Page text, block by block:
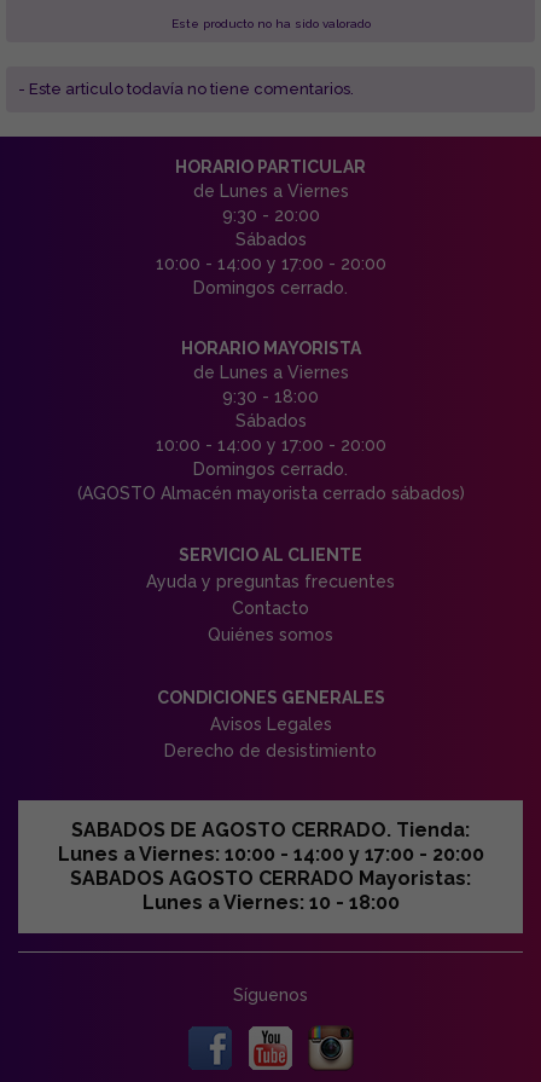
Este producto no ha sido valorado
- Este articulo todavía no tiene comentarios.
HORARIO PARTICULAR
de Lunes a Viernes
9:30 - 20:00
Sábados
10:00 - 14:00 y 17:00 - 20:00
Domingos cerrado.
HORARIO MAYORISTA
de Lunes a Viernes
9:30 - 18:00
Sábados
10:00 - 14:00 y 17:00 - 20:00
Domingos cerrado.
(AGOSTO Almacén mayorista cerrado sábados)
SERVICIO AL CLIENTE
Ayuda y preguntas frecuentes
Contacto
Quiénes somos
CONDICIONES GENERALES
Avisos Legales
Derecho de desistimiento
SABADOS DE AGOSTO CERRADO. Tienda:
Lunes a Viernes: 10:00 - 14:00 y 17:00 - 20:00
SABADOS AGOSTO CERRADO Mayoristas:
Lunes a Viernes: 10 - 18:00
Síguenos